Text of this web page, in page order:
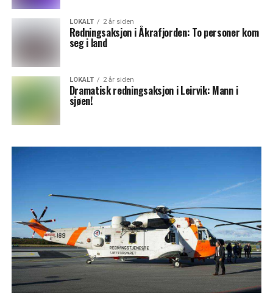
LOKALT 2 år siden
Redningsaksjon i Åkrafjorden: To personer kom
seg i land
LOKALT 2 år siden
Dramatisk redningsaksjon i Leirvik: Mann i
sjøen!